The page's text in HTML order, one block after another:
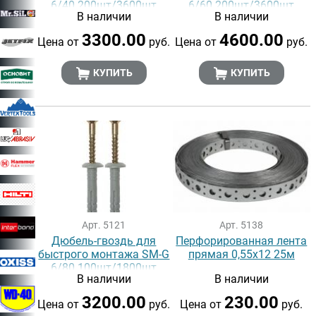
6/40 200шт/3600шт
В наличии
Цена от3300.00 руб.
КУПИТЬ
6/60 200шт/3600шт
В наличии
Цена от4600.00 руб.
КУПИТЬ
Арт. 5121
Дюбель-гвоздь для
быстрого монтажа SM-G
6/80 100шт/1800шт
В наличии
Цена от3200.00 руб.
Арт. 5138
Перфорированная лента
прямая 0,55х12 25м
В наличии
Цена от 230.00 руб.